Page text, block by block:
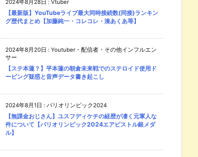
2024年8月28日 : Vtuber
【最新版】YouTubeライブ最大同時接続数(同接)ランキン
グ歴代まとめ【加藤純一・コレコレ・湊あくあ等】
2024年8月20日 : Youtuber・配信者・その他インフルエン
サー
【ステ本蓮？】平本蓮の朝倉未来戦でのステロイド使用ド
ーピング疑惑と音声データ書き起こし
2024年8月1日 : パリオリンピック2024
【無課金おじさん】ユスフディケチの経歴が凄く元軍人な
件について【パリオリンピック2024エアピストル銀メダ
ル】